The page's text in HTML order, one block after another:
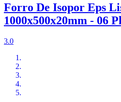
Forro De Isopor Eps
1000x500x20mm - 06
3.0